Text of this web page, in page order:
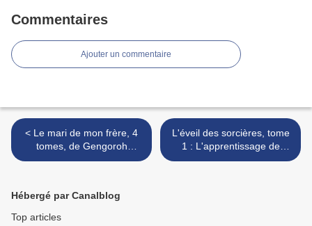
Commentaires
Ajouter un commentaire
< Le mari de mon frère, 4
tomes, de Gengoroh
Tagame (coup de coeur)
L'éveil des sorcières, tome
1 : L'apprentissage de
Nora, de Cordelia >
Hébergé par Canalblog
Top articles